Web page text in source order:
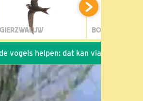
GIERZWALUW BOSUIL
dat kan via de link! *